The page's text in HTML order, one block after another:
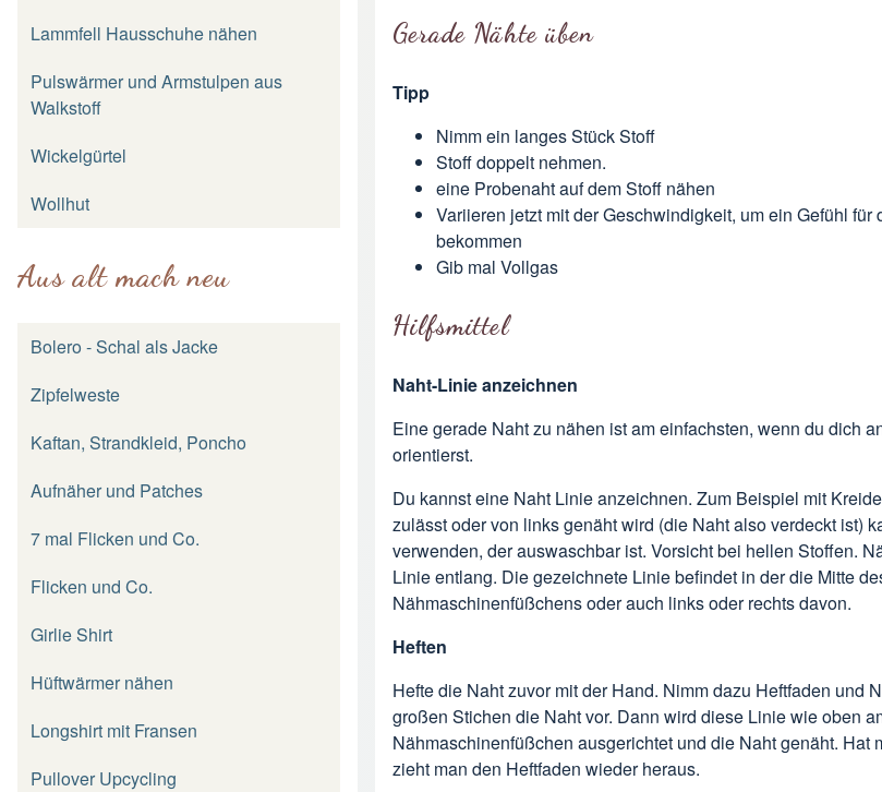
Lammfell Hausschuhe nähen
Pulswärmer und Armstulpen aus
Walkstoff
Wickelgürtel
Wollhut
Aus alt mach neu
Bolero - Schal als Jacke
Zipfelweste
Kaftan, Strandkleid, Poncho
Aufnäher und Patches
7 mal Flicken und Co.
Flicken und Co.
Girlie Shirt
Hüftwärmer nähen
Longshirt mit Fransen
Pullover Upcycling
Gerade Nähte üben
Tipp
Nimm ein langes Stück Stoff
Stoff doppelt nehmen.
eine Probenaht auf dem Stoff nähen
Variieren jetzt mit der Geschwindigkeit, um ein Gefühl für
bekommen
Gib mal Vollgas
Hilfsmittel
Naht-Linie anzeichnen
Eine gerade Naht zu nähen ist am einfachsten, wenn du dich
orientierst.
Du kannst eine Naht Linie anzeichnen. Zum Beispiel mit
zulässt oder von links genäht wird (die Naht also verdeckt ist)
verwenden, der auswaschbar ist. Vorsicht bei hellen Stoffen.
Linie entlang. Die gezeichnete Linie befindet in der die Mitte
Nähmaschinenfüßchens oder auch links oder rechts davon.
Heften
Hefte die Naht zuvor mit der Hand. Nimm dazu Heftfaden und
großen Stichen die Naht vor. Dann wird diese Linie wie oben
Nähmaschinenfüßchen ausgerichtet und die Naht genäht. Hat
zieht man den Heftfaden wieder heraus.